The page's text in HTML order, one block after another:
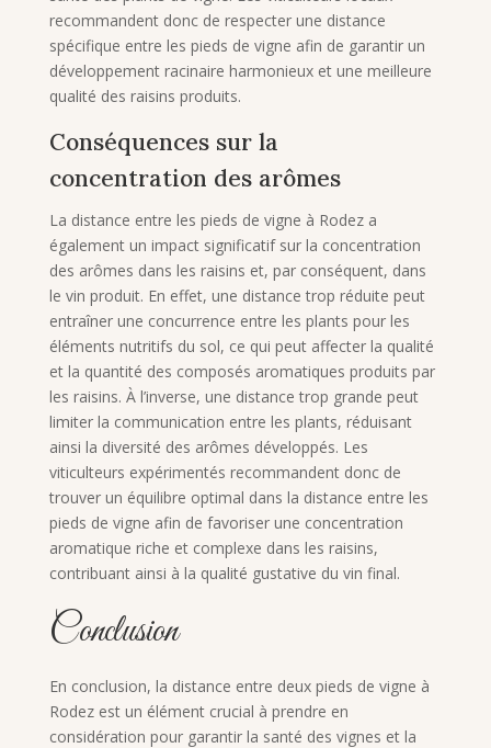
recommandent donc de respecter une distance
spécifique entre les pieds de vigne afin de garantir un
développement racinaire harmonieux et une meilleure
qualité des raisins produits.
Conséquences sur la
concentration des arômes
La distance entre les pieds de vigne à Rodez a
également un impact significatif sur la concentration
des arômes dans les raisins et, par conséquent, dans
le vin produit. En effet, une distance trop réduite peut
entraîner une concurrence entre les plants pour les
éléments nutritifs du sol, ce qui peut affecter la qualité
et la quantité des composés aromatiques produits par
les raisins. À l’inverse, une distance trop grande peut
limiter la communication entre les plants, réduisant
ainsi la diversité des arômes développés. Les
viticulteurs expérimentés recommandent donc de
trouver un équilibre optimal dans la distance entre les
pieds de vigne afin de favoriser une concentration
aromatique riche et complexe dans les raisins,
contribuant ainsi à la qualité gustative du vin final.
Conclusion
En conclusion, la distance entre deux pieds de vigne à
Rodez est un élément crucial à prendre en
considération pour garantir la santé des vignes et la